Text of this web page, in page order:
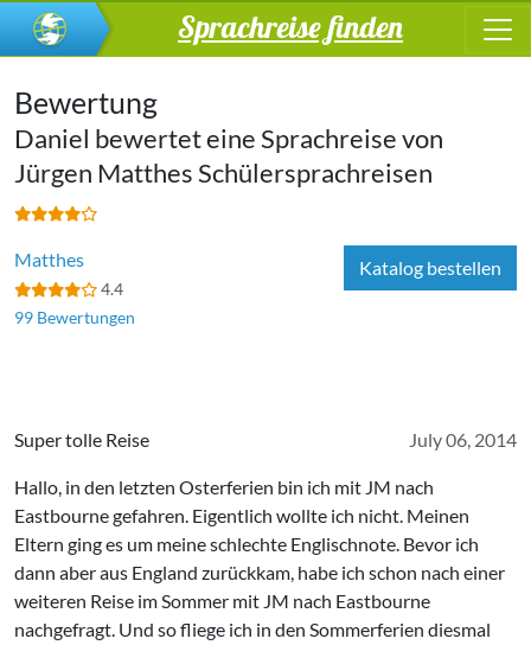
Sprachreise finden
Bewertung
Daniel bewertet eine Sprachreise von
Jürgen Matthes Schülersprachreisen
Matthes
4.4
99 Bewertungen
Katalog bestellen
July 06, 2014
Super tolle Reise
Hallo, in den letzten Osterferien bin ich mit JM nach
Eastbourne gefahren. Eigentlich wollte ich nicht. Meinen
Eltern ging es um meine schlechte Englischnote. Bevor ich
dann aber aus England zurückkam, habe ich schon nach einer
weiteren Reise im Sommer mit JM nach Eastbourne
nachgefragt. Und so fliege ich in den Sommerferien diesmal